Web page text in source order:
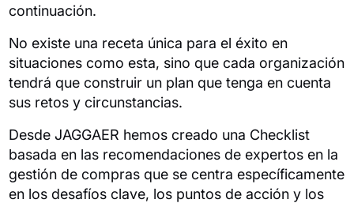
continuación.
No existe una receta única para el éxito en
situaciones como esta, sino que cada organización
tendrá que construir un plan que tenga en cuenta
sus retos y circunstancias.
Desde JAGGAER hemos creado una Checklist
basada en las recomendaciones de expertos en la
gestión de compras que se centra específicamente
en los desafíos clave, los puntos de acción y los